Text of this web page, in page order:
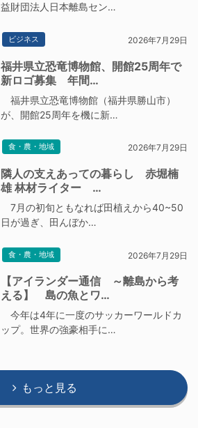
益財団法人日本離島セン…
ビジネス 2026年7月29日
福井県立恐竜博物館、開館25周年で
新ロゴ募集 年間…
福井県立恐竜博物館（福井県勝山市）
が、開館25周年を機に新…
食・農・地域 2026年7月29日
隣人の支えあっての暮らし 赤堀楠
雄 林材ライター …
7月の初旬ともなれば田植えから40~50
日が過ぎ、田んぼか…
食・農・地域 2026年7月29日
【アイランダー通信 ～離島から考
える】 島の魚とワ…
今年は4年に一度のサッカーワールドカ
ップ。世界の強豪相手に…
もっと見る